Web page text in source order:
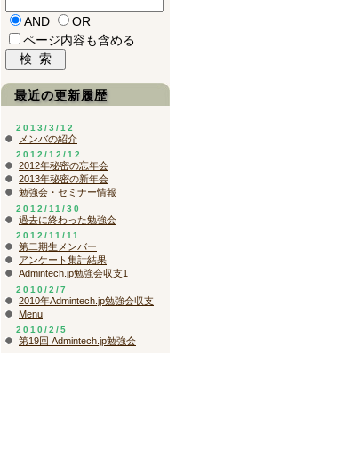
AND
OR
ページ内容も含める
最近の更新履歴
2013/3/12
メンバの紹介
2012/12/12
2012年秘密の忘年会
2013年秘密の新年会
勉強会・セミナー情報
2012/11/30
過去に終わった勉強会
2012/11/11
第二期生メンバー
アンケート集計結果
Admintech.jp勉強会収支1
2010/2/7
2010年Admintech.jp勉強会収支
Menu
2010/2/5
第19回 Admintech.jp勉強会